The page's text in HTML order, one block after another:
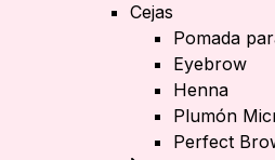
Cejas
Pomada
Eyebrow
Henna
Plumón
Perfect